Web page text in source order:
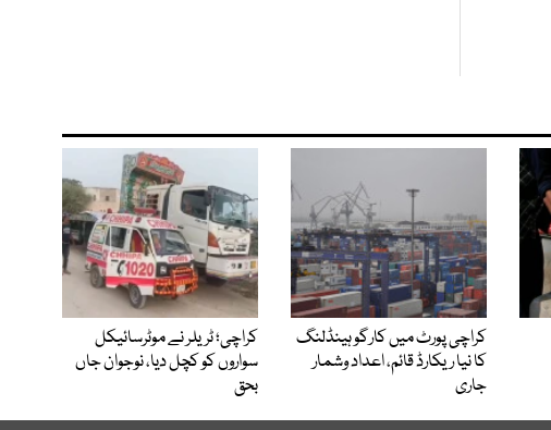
کراچی پورٹ میں کارگو ہینڈلنگ
کا نیا ریکارڈ قائم، اعداد وشمار
جاری
کراچی؛ ٹریلر نے موٹرسائیکل
سواروں کو کچل دیا، نوجوان جاں
بحق